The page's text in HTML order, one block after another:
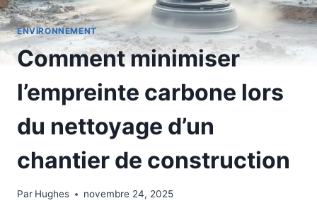
ENVIRONNEMENT
Comment minimiser
l’empreinte carbone lors
du nettoyage d’un
chantier de construction
Par Hughes novembre 24, 2025